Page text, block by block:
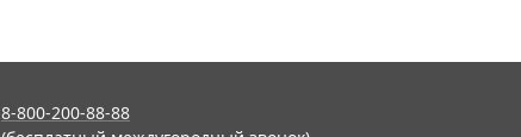
8-800-200-88-88